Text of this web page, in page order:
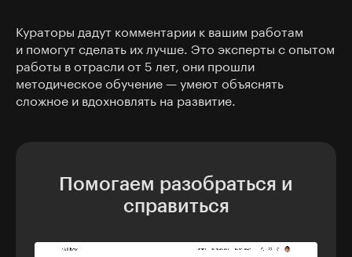
Кураторы дадут комментарии к вашим работам
и помогут сделать их лучше. Это эксперты с опытом
работы в отрасли от 5 лет, они прошли
методическое обучение — умеют объяснять
сложное и вдохновлять на развитие.
Помогаем разобраться и
справиться